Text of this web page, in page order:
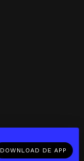
DOWNLOAD DE APP